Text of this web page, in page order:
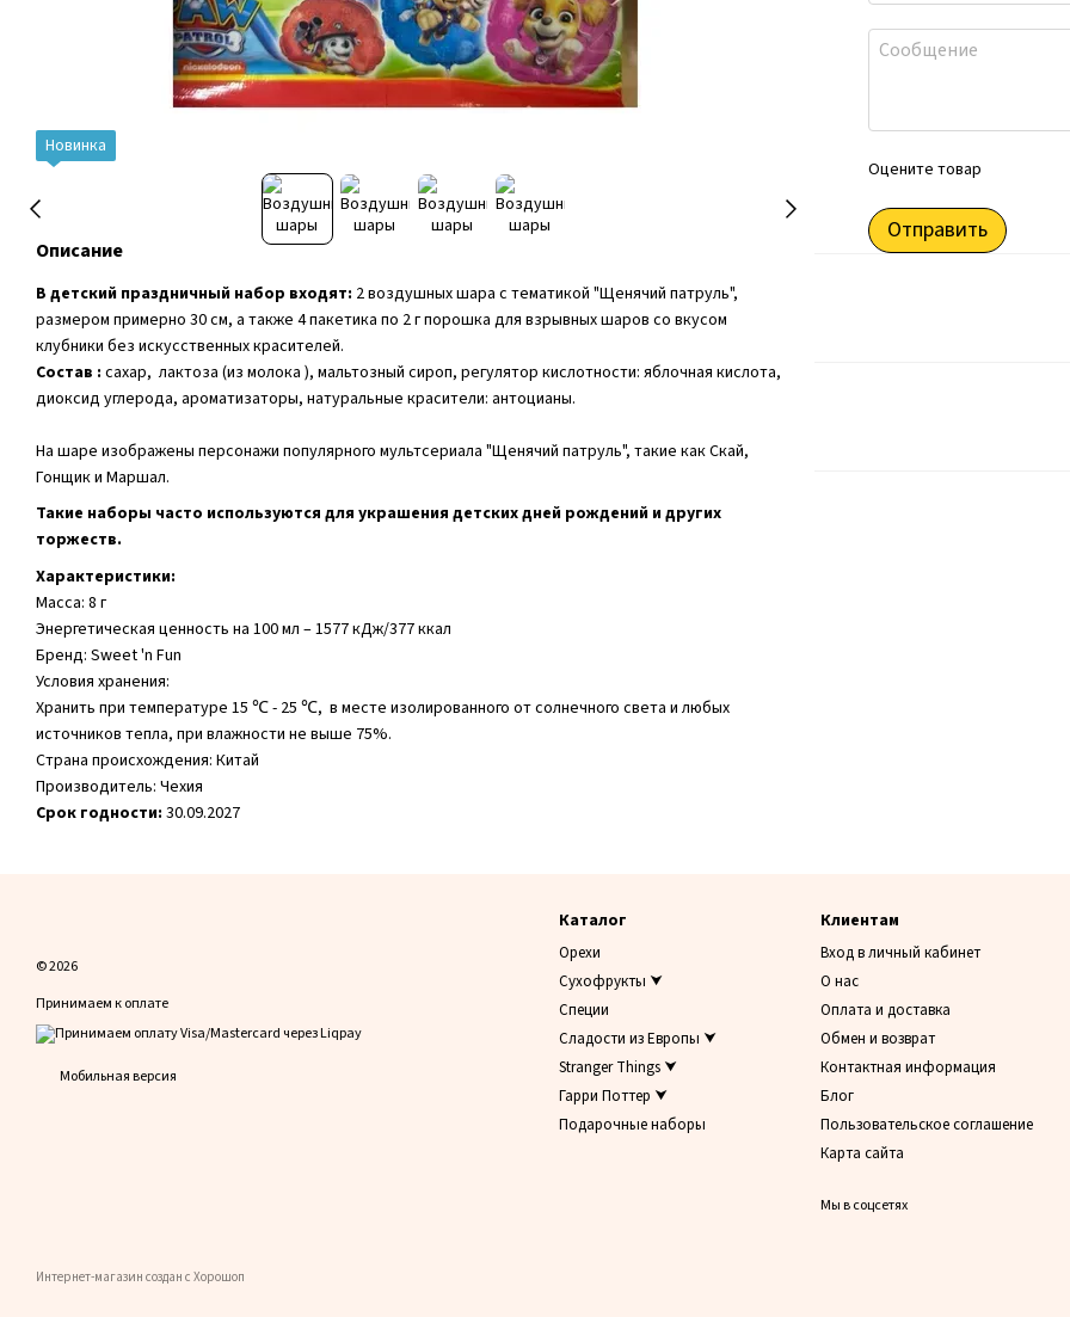
Новинка
Описание
В детский праздничный набор входят: 2 воздушных шара с тематикой "Щенячий патруль",
размером примерно 30 см, а также 4 пакетика по 2 г порошка для взрывных шаров со вкусом
клубники без искусственных красителей.
Состав : сахар, лактоза (из молока ), мальтозный сироп, регулятор кислотности: яблочная кислота,
диоксид углерода, ароматизаторы, натуральные красители: антоцианы.
На шаре изображены персонажи популярного мультсериала "Щенячий патруль", такие как Скай,
Гонщик и Маршал.
Такие наборы часто используются для украшения детских дней рождений и других
торжеств.
Характеристики:
Масса: 8 г
Энергетическая ценность на 100 мл – 1577 кДж/377 ккал
Бренд: Sweet 'n Fun
Условия хранения:
Хранить при температуре 15 ℃ - 25 ℃, в месте изолированного от солнечного света и любых
источников тепла, при влажности не выше 75%.
Страна происхождения: Китай
Производитель: Чехия
Срок годности: 30.09.2027
Оцените товар
Отправить
© 2026
Принимаем к оплате
Мобильная версия
Интернет-магазин создан с Хорошоп
Каталог
Орехи
Сухофрукты ⮟
Специи
Сладости из Европы ⮟
Stranger Things ⮟
Гарри Поттер ⮟
Подарочные наборы
Клиентам
Вход в личный кабинет
О нас
Оплата и доставка
Обмен и возврат
Контактная информация
Блог
Пользовательское соглашение
Карта сайта
Мы в соцсетях